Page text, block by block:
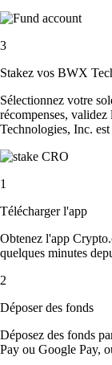
3
Stakez vos BWX
Sélectionnez votre
récompenses,
Technologies, Inc. est
1
Télécharger l'app
Obtenez l'app
quelques minutes
2
Déposer des fonds
Déposez des fonds
Pay ou Google Pay,